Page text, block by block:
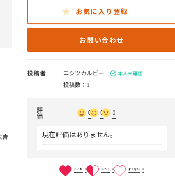
告
お気に入り登録
お問い合わせ
投稿者 ニシツカルビー 本人未確認
投稿数：1
評
価 0 0 0
現在評価はありません。
いいね 0 ふつう 0 よくない 0